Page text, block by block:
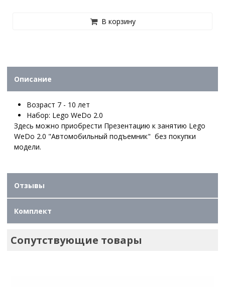
В корзину
Описание
Возраст 7 - 10 лет
Набор: Lego WeDo 2.0
Здесь можно приобрести Презентацию к занятию Lego
WeDo 2.0 "Автомобильный подъемник" без покупки
модели.
Отзывы
Комплект
Сопутствующие товары